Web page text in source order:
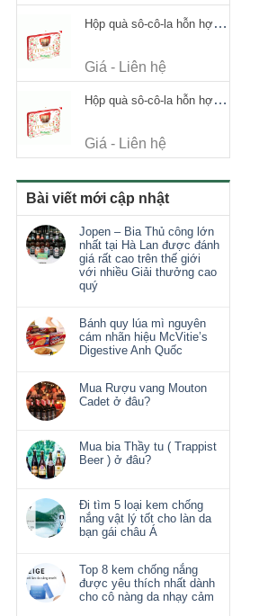
Hộp quà sô-cô-la hỗn hợp Merci Finest Selection 250g thiếc
Giá - Liên hệ
Hộp quà sô-cô-la hỗn hợp Merci Finest Selection 250g thiếc
Giá - Liên hệ
Bài viết mới cập nhật
Jopen – Bia Thủ công lớn
nhất tại Hà Lan được đánh
giá rất cao trên thế giới
với nhiều Giải thưởng cao
quý
Bánh quy lúa mì nguyên
cám nhãn hiệu McVitie’s
Digestive Anh Quốc
Mua Rượu vang Mouton
Cadet ở đâu?
Mua bia Thầy tu ( Trappist
Beer ) ở đâu?
Đi tìm 5 loại kem chống
nắng vật lý tốt cho làn da
bạn gái châu Á
Top 8 kem chống nắng
được yêu thích nhất dành
cho cô nàng da nhạy cảm